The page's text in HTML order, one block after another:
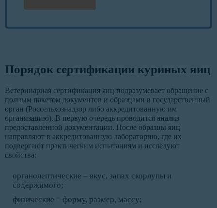
Порядок сертификации куриных яиц
Ветеринарная сертификация яиц подразумевает обращение с
полным пакетом документов и образцами в государственный
орган (Россельхознадзор либо аккредитованную им
организацию). В первую очередь проводится анализ
предоставленной документации. После образцы яиц
направляют в аккредитованную лабораторию, где их
подвергают практическим испытаниям и исследуют
свойства:
органолептические – вкус, запах скорлупы и
содержимого;
физические – форму, размер, массу;